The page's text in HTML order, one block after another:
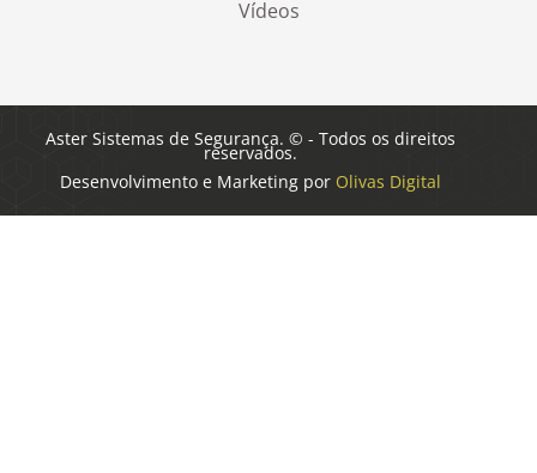
Vídeos
Aster Sistemas de Segurança. © - Todos os direitos
reservados.
Desenvolvimento e Marketing por Olivas Digital